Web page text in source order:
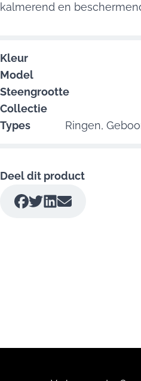
kalmerend en
Kleur
Model
Steengrootte
Collectie
Types
Ringen,
Deel dit product